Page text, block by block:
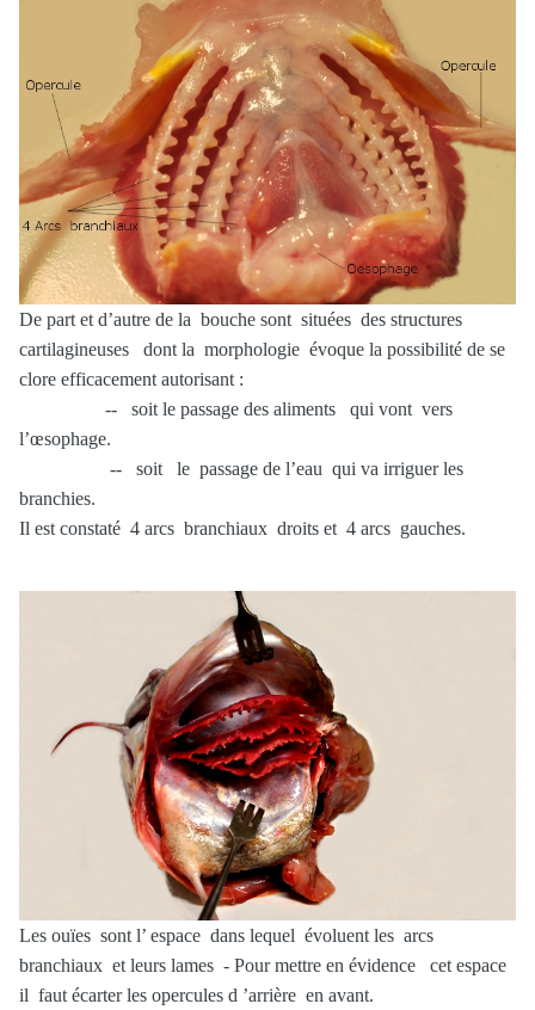
De part et d’autre de la bouche sont situées des structures
cartilagineuses dont la morphologie évoque la possibilité de se
clore efficacement autorisant :
-- soit le passage des aliments qui vont vers
l’œsophage.
-- soit le passage de l’eau qui va irriguer les
branchies.
Il est constaté 4 arcs branchiaux droits et 4 arcs gauches.
Les ouïes sont l’ espace dans lequel évoluent les arcs
branchiaux et leurs lames - Pour mettre en évidence cet espace
il faut écarter les opercules d ’arrière en avant.